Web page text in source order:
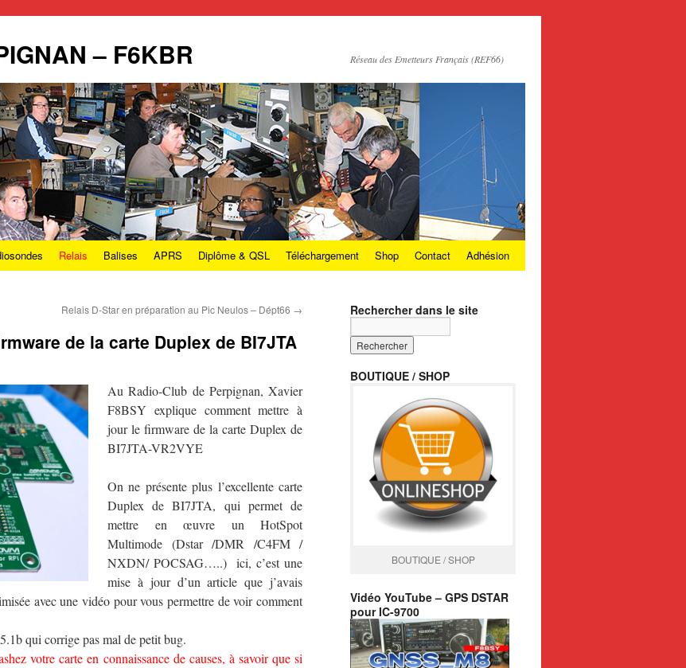
– F6KBR Réseau des Emetteurs Français (REF66)
Relais Balises APRS Diplôme & QSL Téléchargement Shop Contact Adhésion
Relais D-Star en préparation au Pic Neulos – Dépt66 →
de la carte Duplex de BI7JTA
Au Radio-Club de Perpignan, Xavier
F8BSY explique comment mettre à
jour le firmware de la carte Duplex de
BI7JTA-VR2VYE
On ne présente plus l’excellente carte
Duplex de BI7JTA, qui permet de
mettre en œuvre un HotSpot
Multimode (Dstar /DMR /C4FM /
NXDN/ POCSAG…..) ici, c’est une
mise à jour d’un article que j’avais
avec une vidéo pour vous permettre de voir comment
qui corrige pas mal de petit bug.
votre carte en connaissance de causes, à savoir que si
Rechercher dans le site
BOUTIQUE / SHOP
BOUTIQUE / SHOP
Vidéo YouTube – GPS DSTAR
pour IC-9700